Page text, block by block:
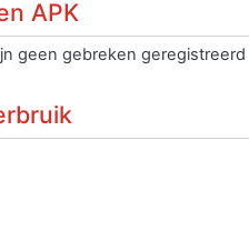
APK
geen gebreken